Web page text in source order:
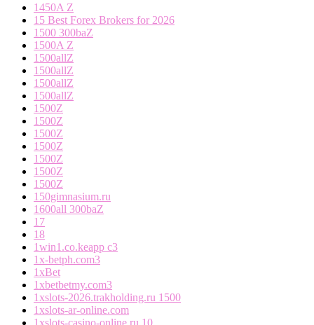
1450A Z
15 Best Forex Brokers for 2026
1500 300baZ
1500A Z
1500allZ
1500allZ
1500allZ
1500allZ
1500Z
1500Z
1500Z
1500Z
1500Z
1500Z
1500Z
150gimnasium.ru
1600all 300baZ
17
18
1win1.co.keapp c3
1x-betph.com3
1xBet
1xbetbetmy.com3
1xslots-2026.trakholding.ru 1500
1xslots-ar-online.com
1xslots-casino-online.ru 10